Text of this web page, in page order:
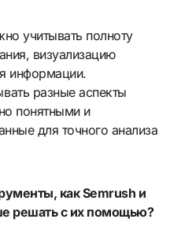
учитывать полноту
визуализацию
информации.
разные аспекты
понятными и
для точного анализа
как Semrush и
решать с их помощью?